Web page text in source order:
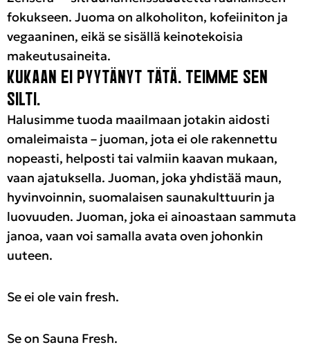
fokukseen. Juoma on alkoholiton, kofeiiniton ja
vegaaninen, eikä se sisällä keinotekoisia
makeutusaineita.
KUKAAN EI PYYTÄNYT TÄTÄ. TEIMME SEN
SILTI.
Halusimme tuoda maailmaan jotakin aidosti
omaleimaista – juoman, jota ei ole rakennettu
nopeasti, helposti tai valmiin kaavan mukaan,
vaan ajatuksella. Juoman, joka yhdistää maun,
hyvinvoinnin, suomalaisen saunakulttuurin ja
luovuuden. Juoman, joka ei ainoastaan sammuta
janoa, vaan voi samalla avata oven johonkin
uuteen.
Se ei ole vain fresh.
Se on Sauna Fresh.